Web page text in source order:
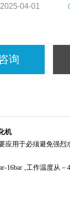
2025-04-01
询
机
应用于必须避免强
,工作温度从－